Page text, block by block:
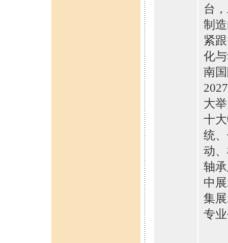
台
制
紧
化
南
大
十
统
动
轴
中
集
专